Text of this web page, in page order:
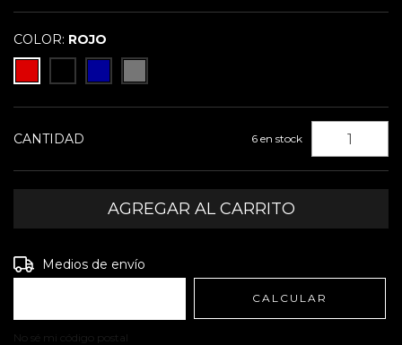
COLOR: ROJO
CANTIDAD 6 en stock
Entregas para el CP:
Medios de envío
CALCULAR
No sé mi código postal